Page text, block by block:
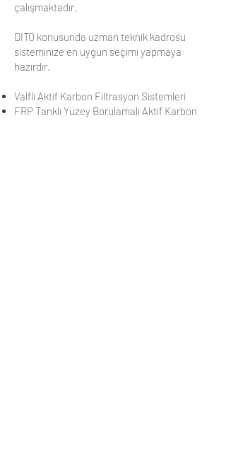
çalışmaktadır.
DITO konusunda uzman teknik kadrosu
sisteminize en uygun seçimi yapmaya
hazırdır.
Valfli Aktif Karbon Filtrasyon Sistemleri
FRP Tanklı Yüzey Borulamalı Aktif Karbon